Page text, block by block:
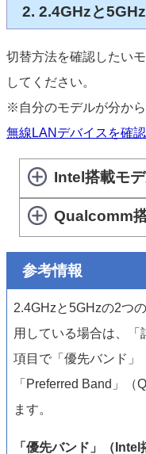
2. 2.4GHzと
切替方法を確認したい
してください。
※自分のモデルが分から
無線LANデバイスを確認
Intel搭載モ
Qualcomm
参考情報
2.4GHzと5GHzの2つ
用している場合は、「
項目で「優先バンド」
「Preferred Band」（
ます。
「優先バンド」（